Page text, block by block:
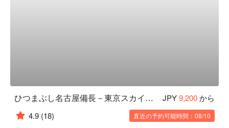
ひつまぶし名古屋備長－東京スカイツリータウン・ソラマチ店 JPY9,200から
4.9 (18) 直近の予約可能時間：08/10